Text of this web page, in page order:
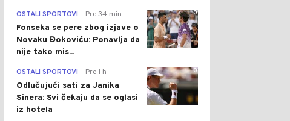
0
OSTALI SPORTOVI Pre 34 min
Fonseka se pere zbog izjave o
Novaku Đokoviću: Ponavlja da
nije tako mis...
0
OSTALI SPORTOVI Pre 1 h
Odlučujući sati za Janika
Sinera: Svi čekaju da se oglasi
iz hotela